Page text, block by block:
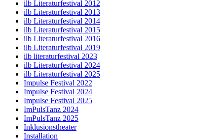
ilb Literaturfestival 2012
ilb Literaturfestival 2013
ilb Literaturfestival 2014
ilb Literaturfestival 2015
ilb Literaturfestival 2016
ilb Literaturfestival 2019
ilb literaturfestival 2023
ilb Literaturfestival 2024
ilb Literaturfestival 2025
Impulse Festival 2022
Impulse Festival 2024
Impulse Festival 2025
ImPulsTanz 2024
ImPulsTanz 2025
Inklusionstheater
Installation